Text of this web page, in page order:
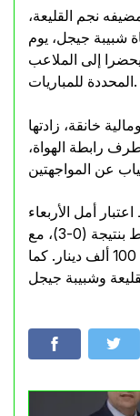
نجم القليعة،
شبيبة جيجل، يوم
إلى الملاعب
المحددة للمباريات.
خانقة، زادتها
رابطة الهواة،
أمل الأربعاء
وهلال شلغوم العيد منهزمين على البساط بنتيجة (0-3)، مع
إلزام كل منهما بدفع غرامة مالية قدرها 100 ألف دينار. كما